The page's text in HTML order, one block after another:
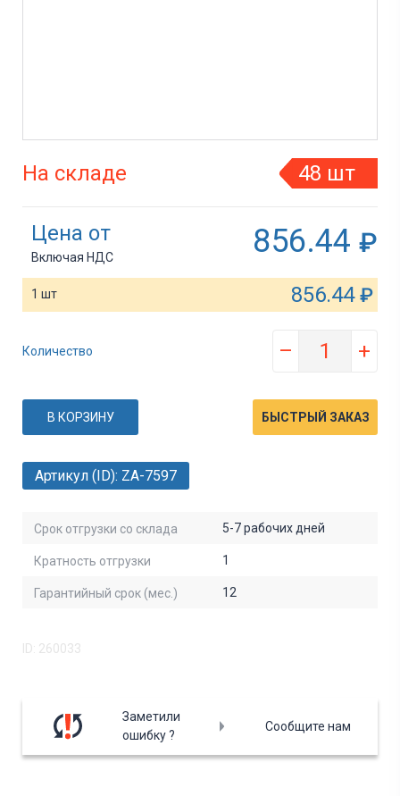
Артикул (ID): ZA-7597
Срок отгрузки со склада 5-7 рабочих дней
Кратность отгрузки 1
Гарантийный срок (мес.) 12
ID: 260033
На складе 48 шт
Цена от
Включая НДС 856.44 ₽
1 шт 856.44 ₽
Количество – +
В КОРЗИНУ БЫСТРЫЙ ЗАКАЗ
Заметили
ошибку ?
Сообщите нам